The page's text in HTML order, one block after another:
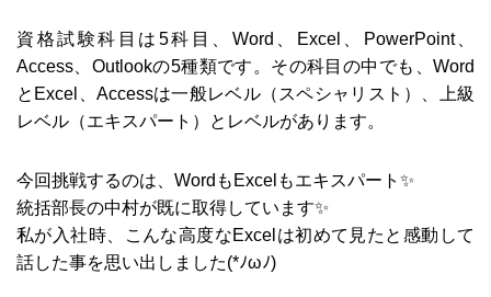
資格試験科目は5科目、Word、Excel、PowerPoint、
Access、Outlookの5種類です。その科目の中でも、Word
とExcel、Accessは一般レベル（スペシャリスト）、上級
レベル（エキスパート）とレベルがあります。
今回挑戦するのは、WordもExcelもエキスパート✨
統括部長の中村が既に取得しています✨
私が入社時、こんな高度なExcelは初めて見たと感動して
話した事を思い出しました(*ﾉωﾉ)